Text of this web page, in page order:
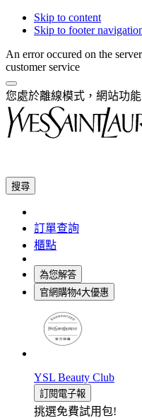
Skip to content
Skip to footer
An error occured on the
customer service
您處於離線模式，網站功
搜尋
訂單查詢
櫃點
為您解答
官網購物4大優惠
YSL Beauty Club
訂閱電子報
挑選免費試用包!